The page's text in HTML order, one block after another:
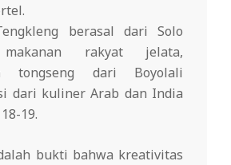
berasal dari Solo
rakyat jelata,
tongseng dari Boyolali
dari kuliner Arab dan India
19.
bukti bahwa kreativitas